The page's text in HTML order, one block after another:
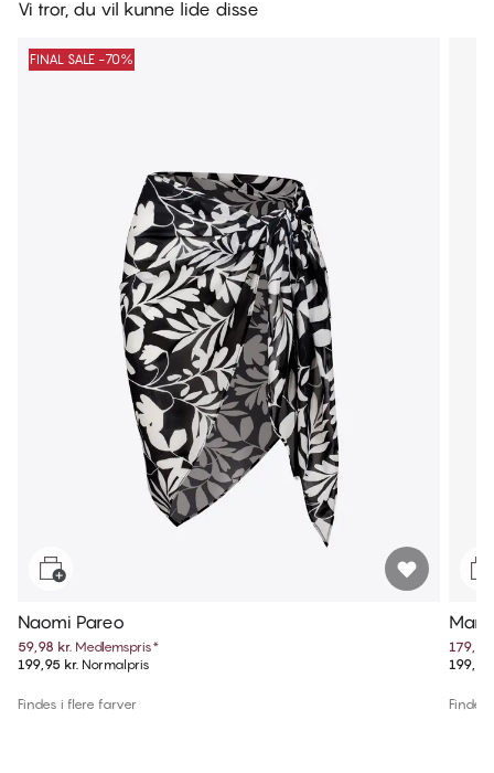
Vi tror, du vil kunne lide disse
FINAL SALE -70%
Naomi Pareo
59,98 kr. Medlemspris*
199,95 kr. Normalpris
Findes i flere farver
179,95
199,95
Findes